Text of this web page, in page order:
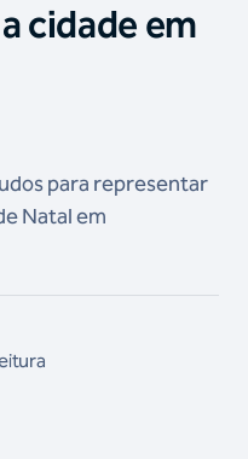
cidade em
para representar
Natal em